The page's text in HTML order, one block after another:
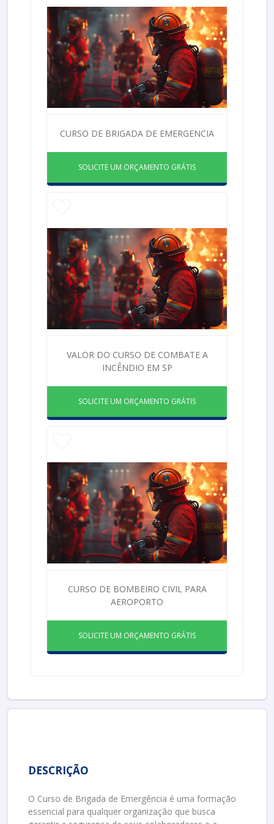
CURSO DE BRIGADA DE EMERGENCIA
SOLICITE UM ORÇAMENTO GRÁTIS
VALOR DO CURSO DE COMBATE A
INCÊNDIO EM SP
SOLICITE UM ORÇAMENTO GRÁTIS
CURSO DE BOMBEIRO CIVIL PARA
AEROPORTO
SOLICITE UM ORÇAMENTO GRÁTIS
DESCRIÇÃO
O Curso de Brigada de Emergência é uma formação
essencial para qualquer organização que busca